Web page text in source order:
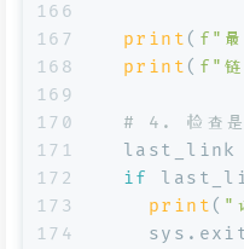
166
167
168
169
170
171
172
173
174
print ( f"最
print ( f"
# 4. 检查是
last_link
if
print ( "